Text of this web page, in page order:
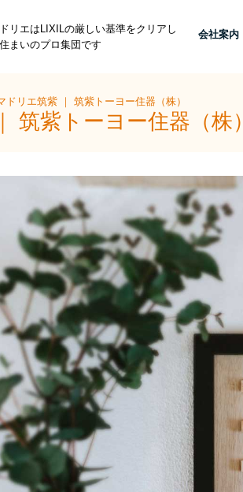
リエはLIXILの厳しい基準をクリアし
まいのプロ集団です
会社案内
ドリエ筑紫 ｜ 筑紫トーヨー住器（株）
筑紫トーヨー住器（株）